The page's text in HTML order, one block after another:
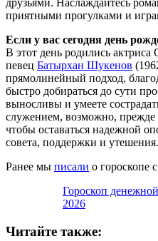
приятными прогулками и
Если у вас сегодня день
В этот день родились
певец Батырхан Шукенов
прямолинейный подход,
быстро добираться до сути
выносливы и умеете
служением, возможно, прежде
чтобы оставаться надежной
совета, поддержки и утешения.
Ранее мы писали о гороскопе
Гороскоп
2026
Читайте также: